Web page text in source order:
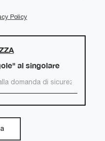
Policy
al singolare